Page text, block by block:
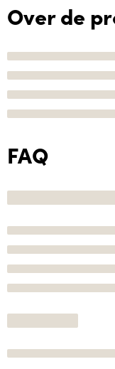
Over de
FAQ